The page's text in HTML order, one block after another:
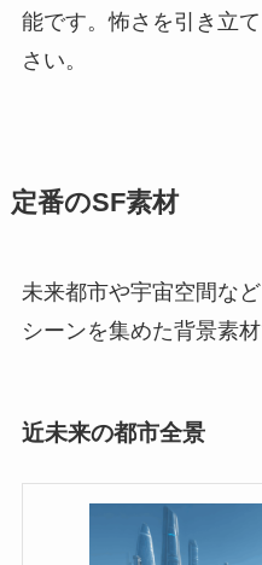
能です。怖さを引き立
さい。
定番のSF素材
未来都市や宇宙空間な
シーンを集めた背景素材
近未来の都市全景